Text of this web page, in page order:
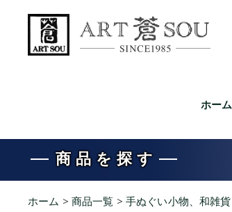
ホーム
商品を探す
ホーム > 商品一覧 > 手ぬぐい小物、和雑貨